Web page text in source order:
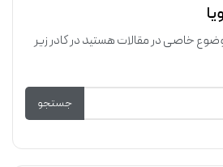
خاصی در مقالات هستید در کادر زیر
جستجو